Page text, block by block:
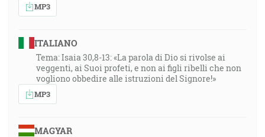
MP3
ITALIANO
Tema: Isaia 30,8-13: «La parola di Dio si rivolse ai
veggenti, ai Suoi profeti, e non ai figli ribelli che non
vogliono obbedire alle istruzioni del Signore!»
MP3
MAGYAR